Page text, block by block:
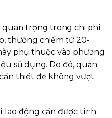
quan trọng trong chi phí
thường chiếm từ 20-
phụ thuộc vào phương
sử dụng. Do đó, quản
thiết để không vượt
lao động cần được tính